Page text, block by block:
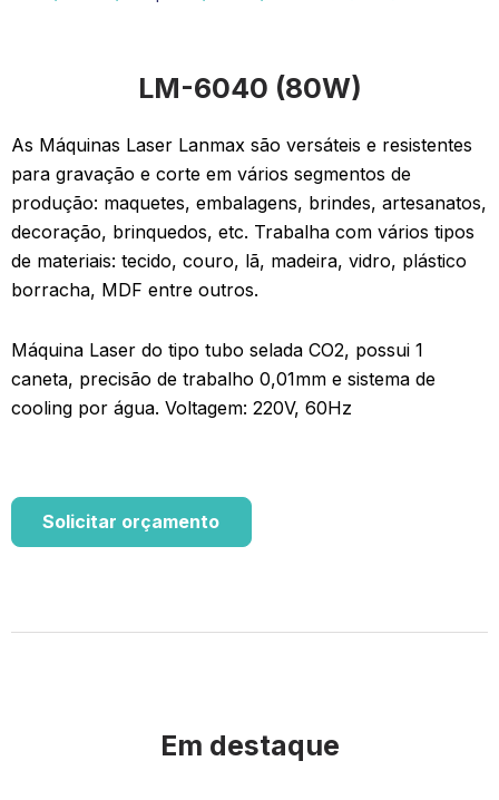
LM-6040 (80W)
As Máquinas Laser Lanmax são versáteis e resistentes
para gravação e corte em vários segmentos de
produção: maquetes, embalagens, brindes, artesanatos,
decoração, brinquedos, etc. Trabalha com vários tipos
de materiais: tecido, couro, lã, madeira, vidro, plástico
borracha, MDF entre outros.
Máquina Laser do tipo tubo selada CO2, possui 1
caneta, precisão de trabalho 0,01mm e sistema de
cooling por água. Voltagem: 220V, 60Hz
Solicitar orçamento
Em destaque